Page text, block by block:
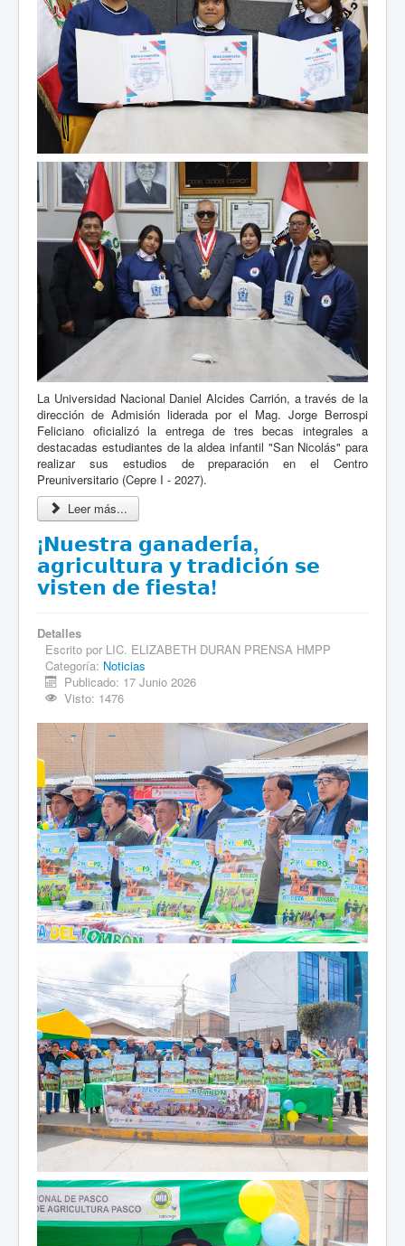
La Universidad Nacional Daniel Alcides Carrión, a través de la
dirección de Admisión liderada por el Mag. Jorge Berrospi
Feliciano oficializó la entrega de tres becas integrales a
destacadas estudiantes de la aldea infantil "San Nicolás" para
realizar sus estudios de preparación en el Centro
Preuniversitario (Cepre I - 2027).
Leer más...
¡𝗡𝘂𝗲𝘀𝘁𝗿𝗮 𝗴𝗮𝗻𝗮𝗱𝗲𝗿𝗶́𝗮,
𝗮𝗴𝗿𝗶𝗰𝘂𝗹𝘁𝘂𝗿𝗮 𝘆 𝘁𝗿𝗮𝗱𝗶𝗰𝗶𝗼́𝗻 𝘀𝗲
𝘃𝗶𝘀𝘁𝗲𝗻 𝗱𝗲 𝗳𝗶𝗲𝘀𝘁𝗮!
Detalles
Escrito por LIC. ELIZABETH DURAN PRENSA HMPP
Categoría: Noticias
Publicado: 17 Junio 2026
Visto: 1476